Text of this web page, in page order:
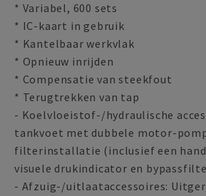
* Variabel, 600 sets
* IC-kaart in gebruik
* Kantelbaar werkvlak
* Opnieuw inrijden
* Compensatie van steekfout
* Terugtrekken van tap
- Koelvloeistof-/hydraulische
tankvoet met dubbele motor-
filterinstallatie (inclusief een
visuele drukindicator en
- Afzuig-/uitlaataccessoires: